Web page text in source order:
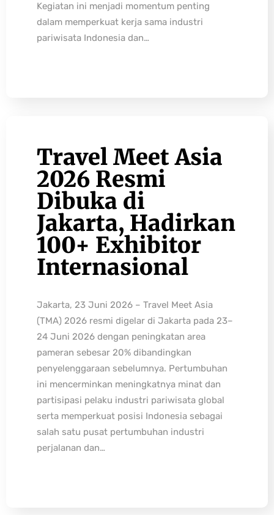
Kegiatan ini menjadi momentum penting
dalam memperkuat kerja sama industri
pariwisata Indonesia dan…
Travel Meet Asia
2026 Resmi
Dibuka di
Jakarta, Hadirkan
100+ Exhibitor
Internasional
Jakarta, 23 Juni 2026 – Travel Meet Asia
(TMA) 2026 resmi digelar di Jakarta pada 23–
24 Juni 2026 dengan peningkatan area
pameran sebesar 20% dibandingkan
penyelenggaraan sebelumnya. Pertumbuhan
ini mencerminkan meningkatnya minat dan
partisipasi pelaku industri pariwisata global
serta memperkuat posisi Indonesia sebagai
salah satu pusat pertumbuhan industri
perjalanan dan…